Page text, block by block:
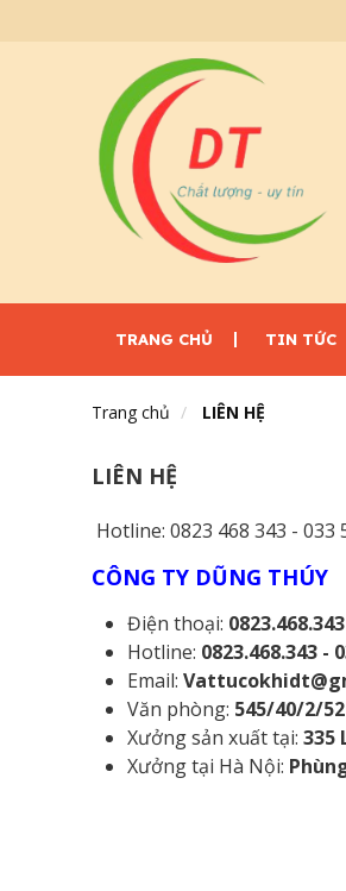
TRANG CHỦ TIN TỨC
Trang chủ LIÊN HỆ
LIÊN HỆ
Hotline: 0823 468 343 - 033
CÔNG TY DŨNG THÚY
Điện thoại: 0823.468.343
Hotline: 0823.468.343 -
Email:
Văn phòng: 545/40/2/
Xưởng sản xuất tại: 335
Xưởng tại Hà Nội: